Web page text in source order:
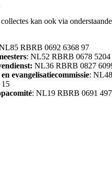
kan ook via onderstaande
RBRB 0692 6368 97
: NL52 RBRB 0678 5204
: NL36 RBRB 0827
evangelisatiecommissie:
15
: NL19 RBRB 0691